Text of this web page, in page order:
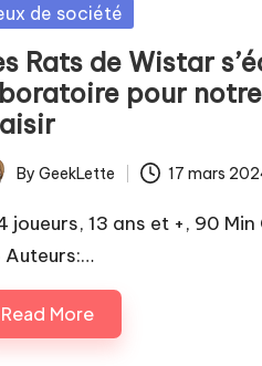
de société
Rats de Wistar
pour
By GeekLette 17 mars
joueurs, 13 ans et +, 90
Auteurs:…
Read More